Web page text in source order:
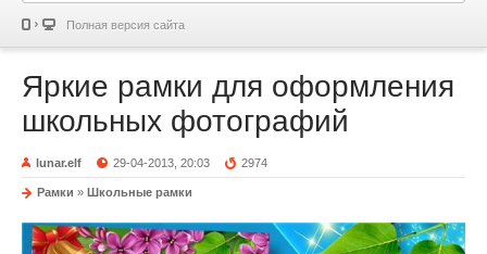
Полная версия сайта
Яркие рамки для оформления
школьных фотографий
lunar.elf 29-04-2013, 20:03 2974
Рамки » Школьные рамки